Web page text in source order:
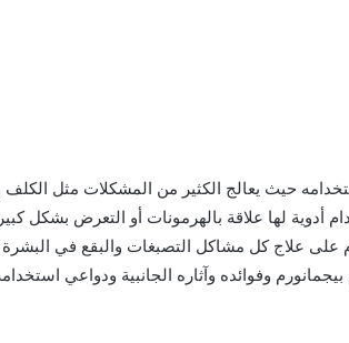
حيث يعالج الكثير من المشكلات مثل
أدوية لها علاقة بالهرمونات أو التعرض بشكل
علاج كل مشاكل التصبغات والبقع في البشرة
وفوائده وآثاره الجانبية ودواعي